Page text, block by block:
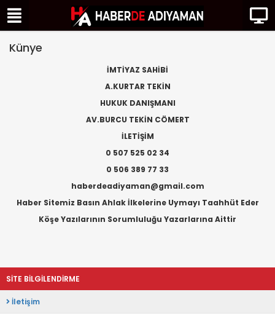
Künye
İMTİYAZ SAHİBİ
A.KURTAR TEKİN
HUKUK DANIŞMANI
AV.BURCU TEKİN CÖMERT
İLETİŞİM
0 507 525 02 34
0 506 389 77 33
haberdeadiyaman@gmail.com
Haber Sitemiz Basın Ahlak İlkelerine Uymayı Taahhüt Eder
Köşe Yazılarının Sorumluluğu Yazarlarına Aittir
SİTE BİLGİLENDİRME
İletişim